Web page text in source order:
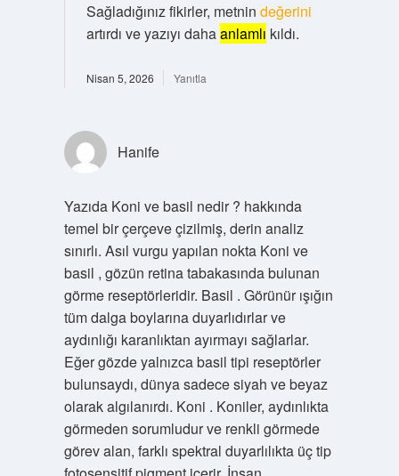
Sağladığınız fikirler, metnin değerini
artırdı ve yazıyı dahaanlamlı kıldı.
Nisan 5, 2026 Yanıtla
Hanife
Yazıda Koni ve basil nedir ? hakkında
temel bir çerçeve çizilmiş, derin analiz
sınırlı. Asıl vurgu yapılan nokta Koni ve
basil , gözün retina tabakasında bulunan
görme reseptörleridir. Basil . Görünür ışığın
tüm dalga boylarına duyarlıdırlar ve
aydınlığı karanlıktan ayırmayı sağlarlar.
Eğer gözde yalnızca basil tipi reseptörler
bulunsaydı, dünya sadece siyah ve beyaz
olarak algılanırdı. Koni . Koniler, aydınlıkta
görmeden sorumludur ve renkli görmede
görev alan, farklı spektral duyarlılıkta üç tip